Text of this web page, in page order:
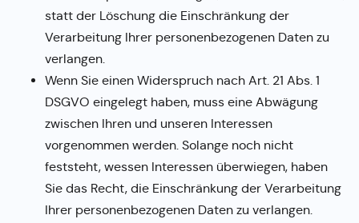
statt der Löschung die Einschränkung der
Verarbeitung Ihrer personenbezogenen Daten zu
verlangen.
Wenn Sie einen Widerspruch nach Art. 21 Abs. 1
DSGVO eingelegt haben, muss eine Abwägung
zwischen Ihren und unseren Interessen
vorgenommen werden. Solange noch nicht
feststeht, wessen Interessen überwiegen, haben
Sie das Recht, die Einschränkung der Verarbeitung
Ihrer personenbezogenen Daten zu verlangen.